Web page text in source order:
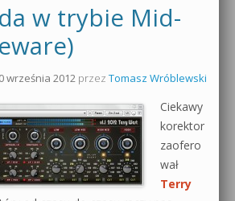
w trybie Mid-
września 2012 przez Tomasz Wróblewski
Ciekawy
korektor
zaofero
wał
Terry